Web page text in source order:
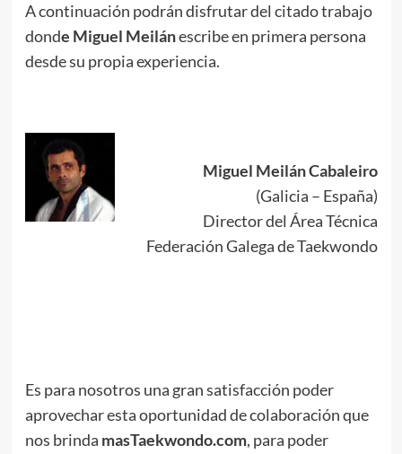
A continuación podrán disfrutar del citado trabajo
donde Miguel Meilánescribe en primera persona
desde su propia experiencia.
Miguel Meilán Cabaleiro
(Galicia – España)
Director del Área Técnica
Federación Galega de Taekwondo
Es para nosotros una gran satisfacción poder
aprovechar esta oportunidad de colaboración que
nos brinda masTaekwondo.com, para poder